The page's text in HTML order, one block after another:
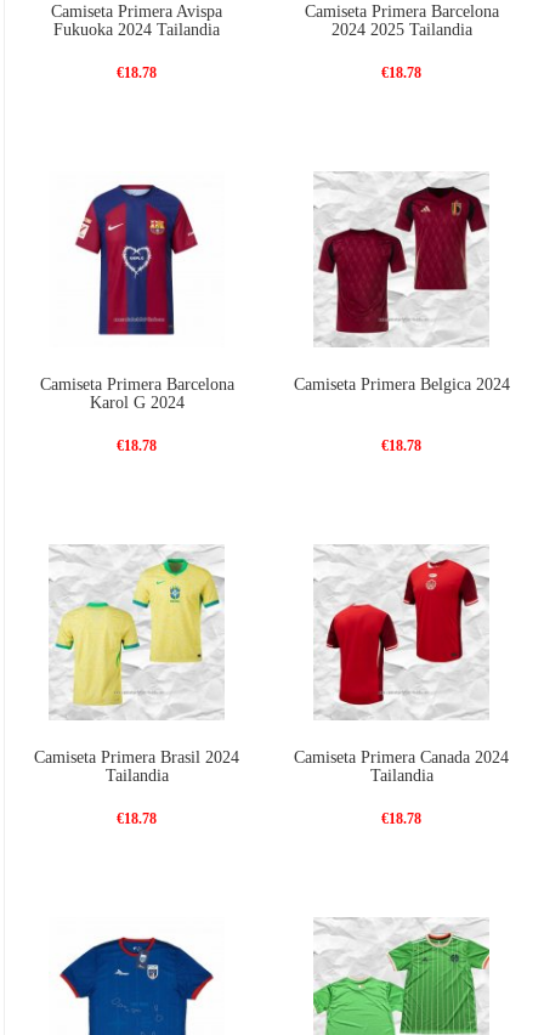
Camiseta Primera Avispa
Fukuoka 2024 Tailandia
€18.78
Camiseta Primera Barcelona
2024 2025 Tailandia
€18.78
Camiseta Primera Barcelona
Karol G 2024
€18.78
Camiseta Primera Belgica 2024
€18.78
Camiseta Primera Brasil 2024
Tailandia
€18.78
Camiseta Primera Canada 2024
Tailandia
€18.78